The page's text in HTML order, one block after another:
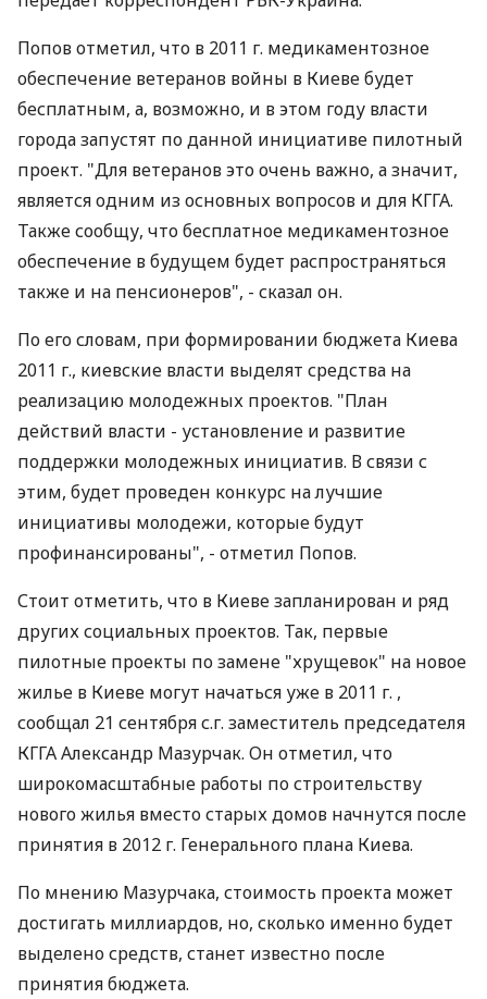
Попов отметил, что в 2011 г. медикаментозное
обеспечение ветеранов войны в Киеве будет
бесплатным, а, возможно, и в этом году власти
города запустят по данной инициативе пилотный
проект. "Для ветеранов это очень важно, а значит,
является одним из основных вопросов и для КГГА.
Также сообщу, что бесплатное медикаментозное
обеспечение в будущем будет распространяться
также и на пенсионеров", - сказал он.
По его словам, при формировании бюджета Киева
2011 г., киевские власти выделят средства на
реализацию молодежных проектов. "План
действий власти - установление и развитие
поддержки молодежных инициатив. В связи с
этим, будет проведен конкурс на лучшие
инициативы молодежи, которые будут
профинансированы", - отметил Попов.
Стоит отметить, что в Киеве запланирован и ряд
других социальных проектов. Так, первые
пилотные проекты по замене "хрущевок" на новое
жилье в Киеве могут начаться уже в 2011 г. ,
сообщал 21 сентября с.г. заместитель председателя
КГГА Александр Мазурчак. Он отметил, что
широкомасштабные работы по строительству
нового жилья вместо старых домов начнутся после
принятия в 2012 г. Генерального плана Киева.
По мнению Мазурчака, стоимость проекта может
достигать миллиардов, но, сколько именно будет
выделено средств, станет известно после
принятия бюджета.